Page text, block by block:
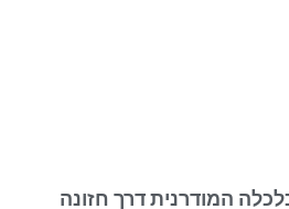
המודרנית דרך חזונה